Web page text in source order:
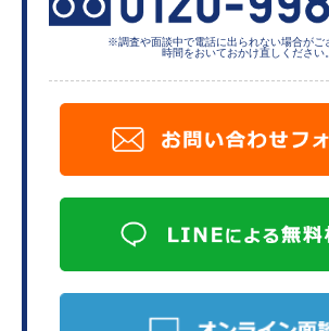
※調査や面談中で電話に出られない場合がご
時間をおいておかけ直しください。